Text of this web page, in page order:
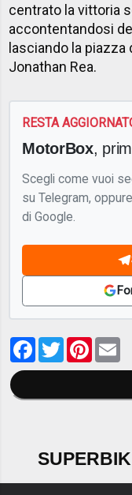
centrato la vittoria
accontentandosi
lasciando la piazza
Jonathan Rea.
RESTA
MotorBox,
Scegli come vuoi
su Telegram,
di Google.
Facebook
Twitter